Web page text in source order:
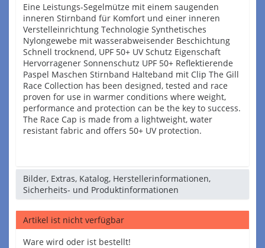
Eine Leistungs-Segelmütze mit einem saugenden
inneren Stirnband für Komfort und einer inneren
Verstelleinrichtung Technologie Synthetisches
Nylongewebe mit wasserabweisender Beschichtung
Schnell trocknend, UPF 50+ UV Schutz Eigenschaft
Hervorragener Sonnenschutz UPF 50+ Reflektierende
Paspel Maschen Stirnband Halteband mit Clip The Gill
Race Collection has been designed, tested and race
proven for use in warmer conditions where weight,
performance and protection can be the key to success.
The Race Cap is made from a lightweight, water
resistant fabric and offers 50+ UV protection.
Bilder, Extras, Katalog, Herstellerinformationen,
Sicherheits- und Produktinformationen
Artikel ist nicht verfügbar
Ware wird oder ist bestellt!